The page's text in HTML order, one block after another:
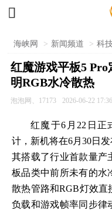

海峡网 > 新闻频道 > 科
红魔游戏平板5
明RGB水冷散热
泡泡网、17173 2026-06-22 17:36
红魔于6月22日正
计，新机将在6月30日
其搭载了行业首款量产
板品类中前所未有的水
散热管路和RGB灯效
负载和游戏帧率同步律